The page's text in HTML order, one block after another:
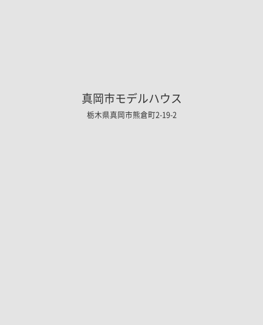
真岡市モデルハウス
栃木県真岡市熊倉町2-19-2